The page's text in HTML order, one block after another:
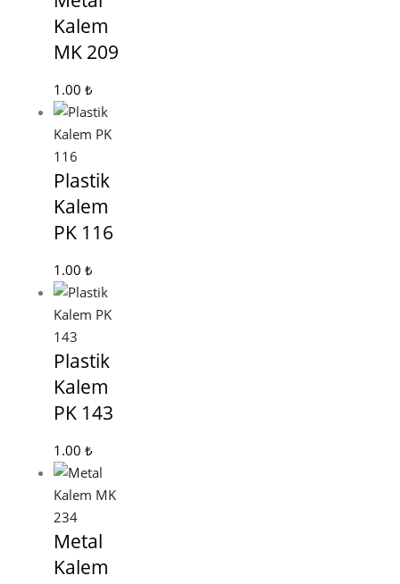
Kalem
MK 209
1.00 ₺
Plastik
Kalem
PK 116
1.00 ₺
Plastik
Kalem
PK 143
1.00 ₺
Metal
Kalem